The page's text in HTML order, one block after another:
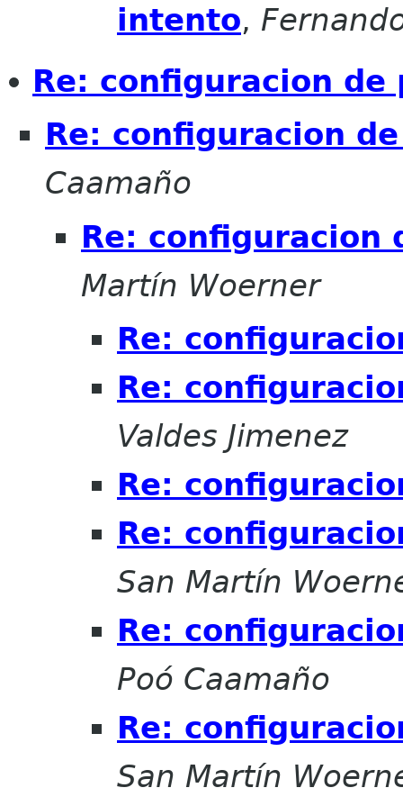
intento,
Re: configuracion de
Re: configuracion
Caamaño
Re: configuracion
Martín Woerner
Re:
Re:
Valdes Jimenez
Re:
Re:
San Martín
Re:
Poó Caamaño
Re:
San Martín